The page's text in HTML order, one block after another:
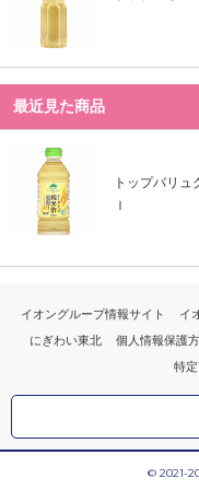
最近見た商品
トップバリ
ｌ
イオングループ情報サイト イ
にぎわい東北
個人情報保護
特
© 2021-